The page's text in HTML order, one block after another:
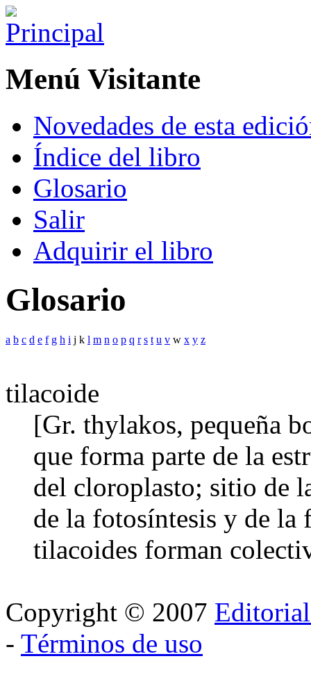
Menú Visitante
Novedades de esta
Índice del libro
Glosario
Salir
Adquirir el libro
Glosario
a b c d e f g h i j k l m n o p q r s t u v w x y z
tilacoide
[Gr. thylakos, pequeña
que forma parte de la
del cloroplasto; sitio de
de la fotosíntesis y de
tilacoides forman
Copyright © 2007
- Términos de uso